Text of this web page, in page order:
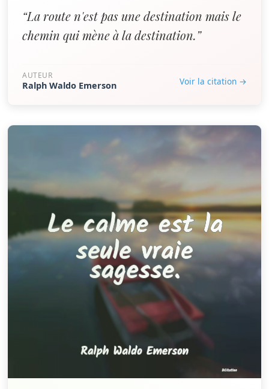
“La route n'est pas une destination mais le
chemin qui mène à la destination.”
AUTEUR
Ralph Waldo Emerson Voir la citation →